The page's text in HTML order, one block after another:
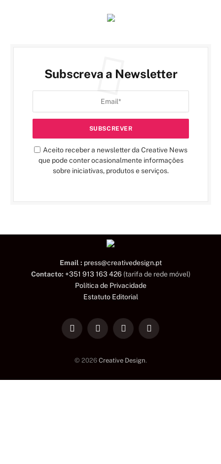
Subscreva a Newsletter
Aceito receber a newsletter da Creative News
que pode conter ocasionalmente informações
sobre iniciativas, produtos e serviços.
Email : press@creativedesign.pt
Contacto: +351 913 163 426 (tarifa de rede móvel)
Política de Privacidade
Estatuto Editorial
LinkedInFacebookInstagramTikTok
© 2026 Creative Design.